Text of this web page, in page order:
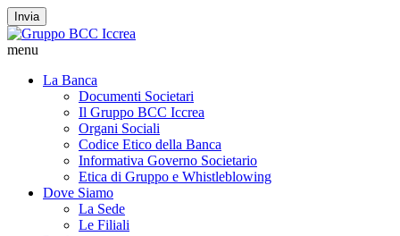
Invia
menu
La Banca
Documenti Societari
Il Gruppo BCC Iccrea
Organi Sociali
Codice Etico della Banca
Informativa Governo Societario
Etica di Gruppo e Whistleblowing
Dove Siamo
La Sede
Le Filiali